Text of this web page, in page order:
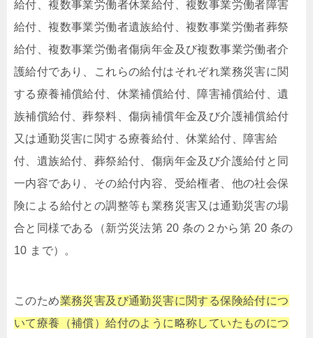
給付、複数事業労働者休業給付、複数事業労働者障害
給付、複数事業労働者遺族給付、複数事業労働者葬祭
給付、複数事業労働者傷病年金及び複数事業労働者介
護給付であり、これらの給付はそれぞれ業務災害に関
する療養補償給付、休業補償給付、障害補償給付、遺
族補償給付、葬祭料、傷病補償年金及び介護補償給付
又は通勤災害に関する療養給付、休業給付、障害給
付、遺族給付、葬祭給付、傷病年金及び介護給付と同
一内容であり、その給付内容、受給権者、他の社会保
険による給付との調整等も業務災害又は通勤災害の場
合と同様である（新労災法第 20 条の２から第 20 条の
10 まで）。
このため業務災害及び通勤災害に関する保険給付につ
いて療養（補償）給付のように略称していたものにつ